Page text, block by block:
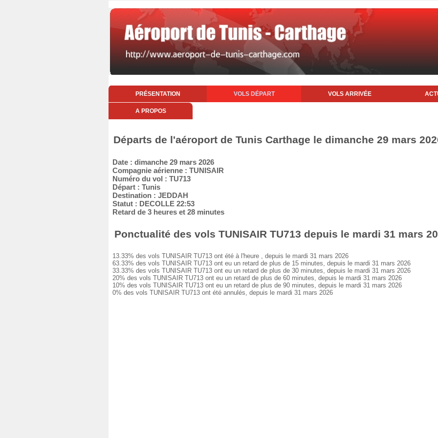
PRÉSENTATION VOLS DÉPART VOLS ARRIVÉE
A PROPOS
Départs de l'aéroport de Tunis Carthage le dimanche 29 mars
Date : dimanche 29 mars 2026
Compagnie aérienne : TUNISAIR
Numéro du vol : TU713
Départ : Tunis
Destination : JEDDAH
Statut : DECOLLE 22:53
Retard de 3 heures et 28 minutes
Ponctualité des vols TUNISAIR TU713 depuis le mardi 31 mars
13.33% des vols TUNISAIR TU713 ont été à l'heure , depuis le mardi 31 mars 2026
63.33% des vols TUNISAIR TU713 ont eu un retard de plus de 15 minutes, depuis le mardi 31 mars 2026
33.33% des vols TUNISAIR TU713 ont eu un retard de plus de 30 minutes, depuis le mardi 31 mars 2026
20% des vols TUNISAIR TU713 ont eu un retard de plus de 60 minutes, depuis le mardi 31 mars 2026
10% des vols TUNISAIR TU713 ont eu un retard de plus de 90 minutes, depuis le mardi 31 mars 2026
0% des vols TUNISAIR TU713 ont été annulés, depuis le mardi 31 mars 2026